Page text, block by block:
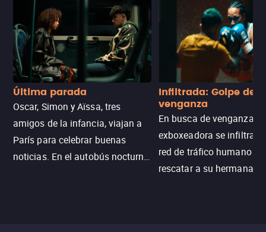
Última parada
Oscar, Simon y Aïssa, tres
amigos de la infancia, viajan a
París para celebrar buenas
noticias. En el autobús nocturno
Infiltrada: Golpe de
venganza
En busca de venganza,
exboxeadora se infiltra
red de tráfico humano
rescatar a su hermana